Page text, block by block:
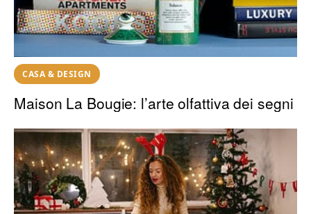
CASA & DESIGN
Maison La Bougie: l’arte olfattiva dei segni